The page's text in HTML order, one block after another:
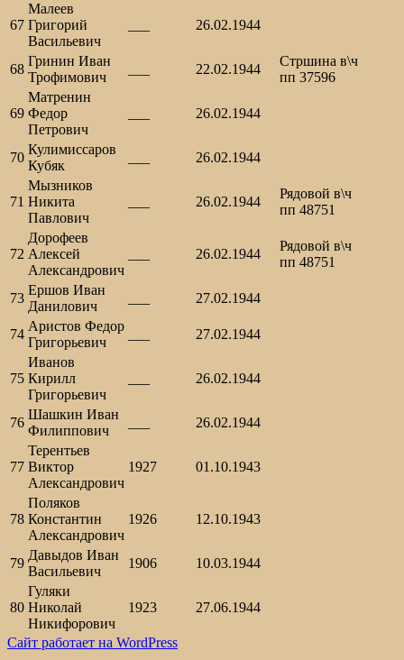
67
Малеев
Григорий
Васильевич
26.02.1944
68
Гринин Иван
Трофимович
22.02.1944
Стршина в\ч
пп 37596
69
Матренин
Федор
Петрович
26.02.1944
70
Кулимиссаров
Кубяк
26.02.1944
71
Мызников
Никита
Павлович
26.02.1944
Рядовой в\ч
пп 48751
72
Дорофеев
Алексей
Александрович
26.02.1944
Рядовой в\ч
пп 48751
73
Ершов Иван
Данилович
27.02.1944
74
Аристов Федор
Григорьевич
27.02.1944
75
Иванов
Кирилл
Григорьевич
26.02.1944
76
Шашкин Иван
Филиппович
26.02.1944
77
Терентьев
Виктор
Александрович
1927 01.10.1943
78
Поляков
Константин
Александрович
1926 12.10.1943
79
Давыдов Иван
Васильевич
1906 10.03.1944
80
Гуляки
Николай
Никифорович
1923 27.06.1944
Сайт работает на WordPress